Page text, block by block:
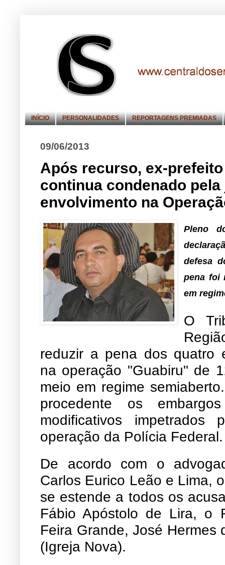
INÍCIO PERSONALIDADES REPORTAGENS PREMIADAS
09/06/2013
Após recurso, ex-
continua condenado
envolvimento na
Pleno
defesa
pena foi
em
O
reduzir a pena dos quatro
na operação "Guabiru" de
meio em regime
procedente os
modificativos
operação da Polícia Federal.
De acordo com o
Carlos Eurico Leão e Lima,
se estende a todos os
Fábio Apóstolo de Lira, o
Feira Grande, José Hermes
(Igreja Nova).